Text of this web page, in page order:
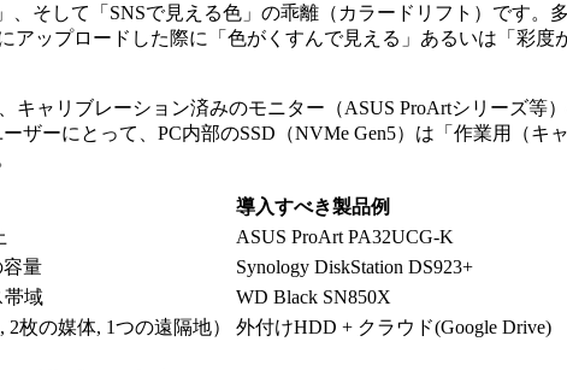
そして「SNSで見える色」の乖離（カラードリフト）です。
アップロードした際に「色がくすんで見える」あるいは「彩度
ャリブレーション済みのモニター（ASUS ProArtシリーズ等
ーにとって、PC内部のSSD（NVMe Gen5）は「作業用（キ
導入すべき製品例
ASUS ProArt PA32UCG-K
容量
Synology DiskStation DS923+
帯域
WD Black SN850X
枚の媒体, 1つの遠隔地） 外付けHDD + クラウド(Google Drive)